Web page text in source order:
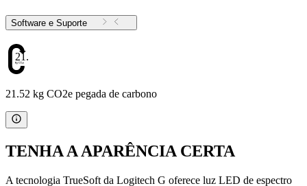
Software e Suporte
21.52
21.52 kg CO2e pegada de carbono
TENHA A APARÊNCIA CERTA
A tecnologia TrueSoft da Logitech G oferece luz LED de espectro